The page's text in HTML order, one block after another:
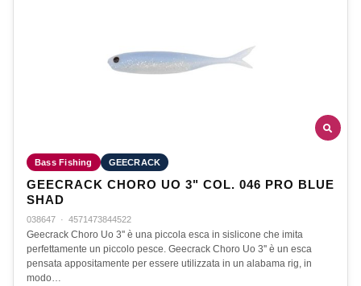
Bass Fishing GEECRACK
GEECRACK CHORO UO 3" COL. 046 PRO BLUE
SHAD
038647 · 4571473844522
Geecrack Choro Uo 3'' è una piccola esca in sislicone che imita
perfettamente un piccolo pesce. Geecrack Choro Uo 3'' è un esca
pensata appositamente per essere utilizzata in un alabama rig, in
modo…